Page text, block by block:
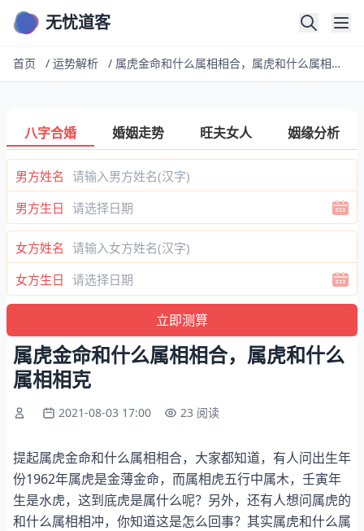
无忧道客
首页 / 运势解析 / 属虎金命和什么属相相合，属虎和什么属相相克
八字合婚 婚姻走势 旺夫女人 姻缘分析
男方姓名
男方生日
女方姓名
女方生日
属虎金命和什么属相相合，属虎和什么
属相相克
2021-08-03 17:00 23 阅读
提起属虎金命和什么属相相合，大家都知道，有人问出生年
份1962年属虎是金薄金命，而属相虎五行中属木，壬寅年
生是水虎，这到底虎是属什么呢？另外，还有人想问属虎的
和什么属相相冲，你知道这是怎么回事？其实属虎和什么属